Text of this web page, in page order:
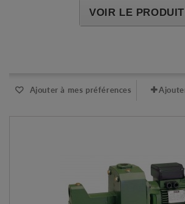
VOIR LE PRODUIT
Ajouter à mes préférences